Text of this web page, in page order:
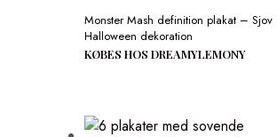
Monster Mash definition plakat – Sjov
Halloween dekoration
KØBES HOS DREAMYLEMONY